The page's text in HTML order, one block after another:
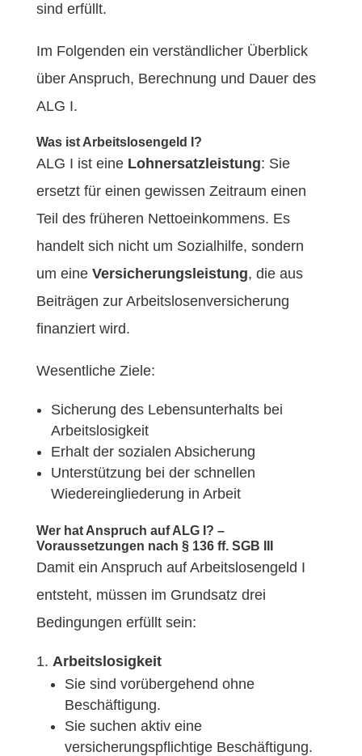
sind erfüllt.
Im Folgenden ein verständlicher Überblick
über Anspruch, Berechnung und Dauer des
ALG I.
Was ist Arbeitslosengeld I?
ALG I ist eine Lohnersatzleistung: Sie
ersetzt für einen gewissen Zeitraum einen
Teil des früheren Nettoeinkommens. Es
handelt sich nicht um Sozialhilfe, sondern
um eine Versicherungsleistung, die aus
Beiträgen zur Arbeitslosenversicherung
finanziert wird.
Wesentliche Ziele:
Sicherung des Lebensunterhalts bei
Arbeitslosigkeit
Erhalt der sozialen Absicherung
Unterstützung bei der schnellen
Wiedereingliederung in Arbeit
Wer hat Anspruch auf ALG I? –
Voraussetzungen nach § 136 ff. SGB III
Damit ein Anspruch auf Arbeitslosengeld I
entsteht, müssen im Grundsatz drei
Bedingungen erfüllt sein:
Arbeitslosigkeit
Sie sind vorübergehend ohne
Beschäftigung.
Sie suchen aktiv eine
versicherungspflichtige Beschäftigung.